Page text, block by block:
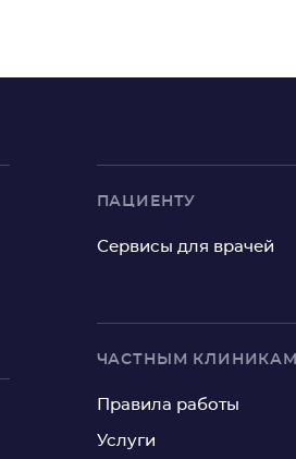
ПАЦИЕНТУ
Сервисы для врачей
ЧАСТНЫМ КЛИНИКАМ
Правила работы
Услуги